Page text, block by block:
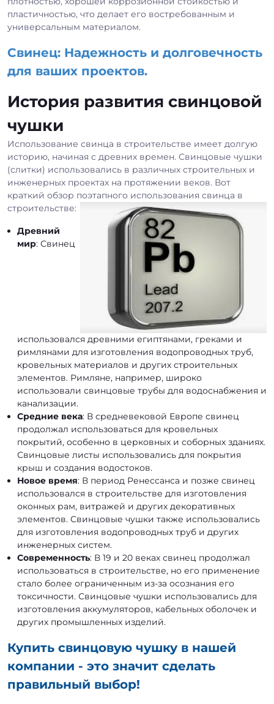
пластичностью, что делает его востребованным и
универсальным материалом.
Свинец: Надежность и долговечность
для ваших проектов.
История развития свинцовой
чушки
Использование свинца в строительстве имеет долгую
историю, начиная с древних времен. Свинцовые чушки
(слитки) использовались в различных строительных и
инженерных проектах на протяжении веков. Вот
краткий обзор поэтапного использования свинца в
строительстве:
Древний
мир: Свинец
использовался древними египтянами, греками и
римлянами для изготовления водопроводных труб,
кровельных материалов и других строительных
элементов. Римляне, например, широко
использовали свинцовые трубы для водоснабжения и
канализации.
Средние века: В средневековой Европе свинец
продолжал использоваться для кровельных
покрытий, особенно в церковных и соборных зданиях.
Свинцовые листы использовались для покрытия
крыш и создания водостоков.
Новое время: В период Ренессанса и позже свинец
использовался в строительстве для изготовления
оконных рам, витражей и других декоративных
элементов. Свинцовые чушки также использовались
для изготовления водопроводных труб и других
инженерных систем.
Современность: В 19 и 20 веках свинец продолжал
использоваться в строительстве, но его применение
стало более ограниченным из-за осознания его
токсичности. Свинцовые чушки использовались для
изготовления аккумуляторов, кабельных оболочек и
других промышленных изделий.
Купить свинцовую чушку в нашей
компании - это значит сделать
правильный выбор!